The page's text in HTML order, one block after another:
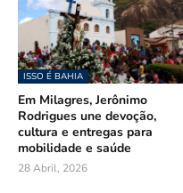
ISSO É BAHIA
Em Milagres, Jerônimo
Rodrigues une devoção,
cultura e entregas para
mobilidade e saúde
28 Abril, 2026